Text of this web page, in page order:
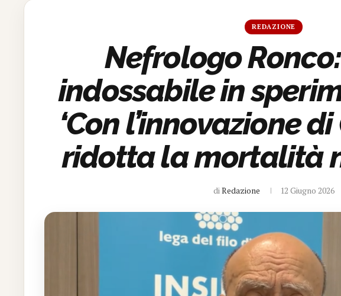
REDAZIONE
Nefrologo
indossabile in
‘Con l’innovazione
ridotta la mortalità
diRedazione 12 Giugno 2026